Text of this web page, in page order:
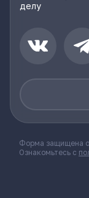
делу
Форма защищена
Ознакомьтесь с